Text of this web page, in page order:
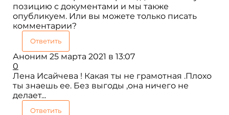
позицию с документами и мы также
опубликуем. Или вы можете только писать
комментарии?
Ответить
Аноним 25 марта 2021 в 13:07
0
Лена Исайчева ! Какая ты не грамотная .Плохо
ты знаешь ее. Без выгоды ,она ничего не
делает...
Ответить